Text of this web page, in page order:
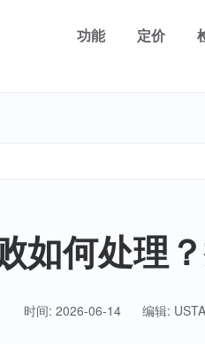
功能 定价
如何处理
时间: 2026-06-14 编辑: